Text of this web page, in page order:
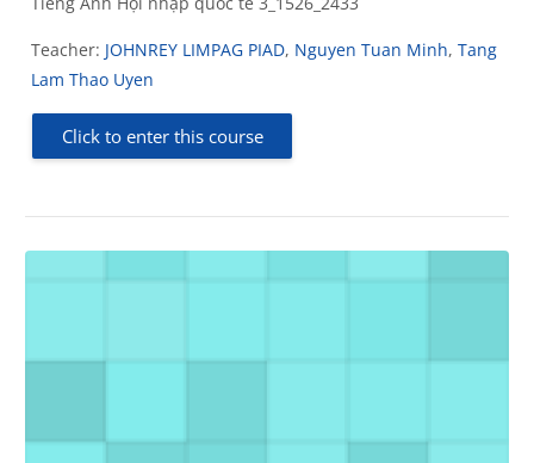
Teacher: JOHNREY LIMPAG PIAD, Nguyen Tuan Minh, Tang
Lam Thao Uyen
Click to enter this course